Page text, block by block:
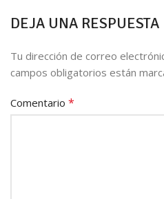
DEJA UNA RESPUESTA
Tu dirección de correo
campos obligatorios están
Comentario *